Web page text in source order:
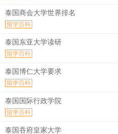
泰国商会大学世界排名
留学百科
泰国东亚大学读研
留学百科
泰国博仁大学要求
留学百科
泰国国际行政学院
留学百科
泰国吞府皇家大学